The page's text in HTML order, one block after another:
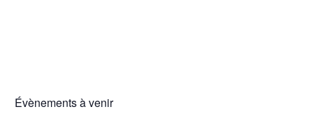
Évènements à venir